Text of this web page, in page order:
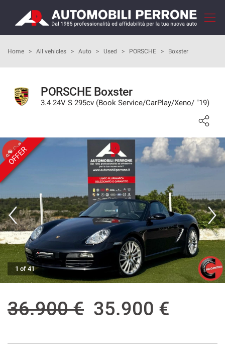
HOME
HOW TO BUY
FEEDBACKS
SELL YOUR CAR
AFTER SALES ASSISTANCE
CONTACTS
Home > All vehicles > Auto > Used > PORSCHE > Boxster
PORSCHE Boxster
3.4 24V S 295cv (Book Service/CarPlay/Xeno/ "19)
OFFER
1 of 41
36.900 € 35.900 €
Your
consent
preferences
following
allows
you
consent
preferences
to
the
we
adopt
to
offer
the
functionalities
and
carry
out
activities
described